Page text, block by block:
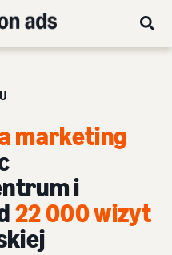
marketing
i
22 000 wizyt